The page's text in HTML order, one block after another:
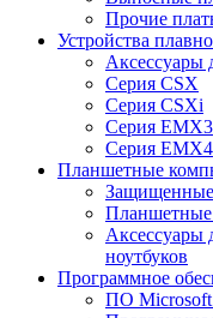
Прочие
Устройства
Аксессуары
Серия CSX
Серия CSXi
Серия EMX3
Серия EMX4
Планшетные
Защищенные
Аксессуары
ноутбуков
Программное
ПО